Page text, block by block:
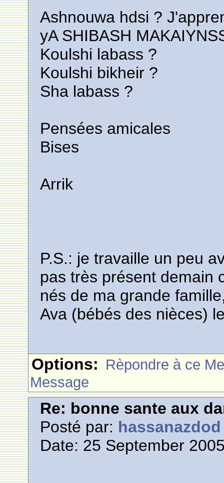
Ashnouwa hdsi ?
yA SHIBASH
Koulshi labass ?
Koulshi bikheir ?
Sha labass ?
Pensées amicales
Bises
Arrik
P.S.: je travaille un peu
pas très présent demain
nés de ma grande
Ava (bébés des nièces)
Options: Rèpondre à ce
Message
Re: bonne sante aux
Posté par: hassanazdod
Date: 25 September